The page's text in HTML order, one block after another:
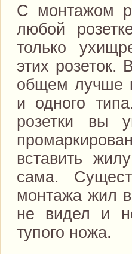
С монтажом
любой
только
этих розеток.
общем лучше
и одного
розетки вы
вставить
сама.
монтажа жил
не видел и
тупого ножа.